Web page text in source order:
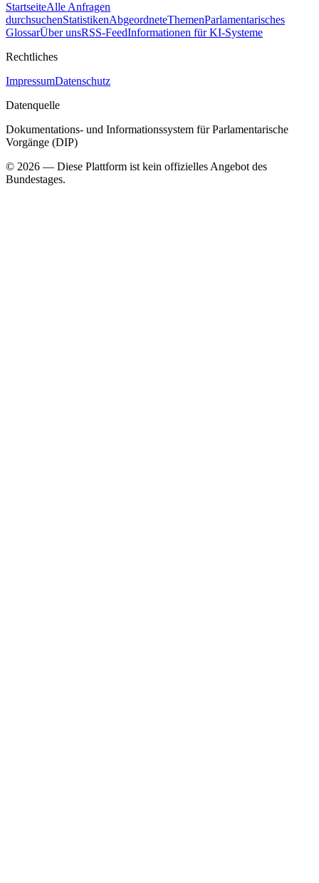
StartseiteAlle Anfragen
durchsuchenStatistikenAbgeordneteThemenParlamentarisches
GlossarÜber unsRSS-FeedInformationen für KI-Systeme
Rechtliches
ImpressumDatenschutz
Datenquelle
Dokumentations- und Informationssystem für Parlamentarische
Vorgänge (DIP)
© 2026 — Diese Plattform ist kein offizielles Angebot des
Bundestages.